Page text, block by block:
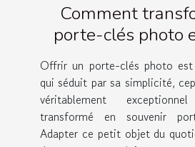
Comment
porte-clés photo
émotionnel
Offrir un porte-clés photo est
qui séduit par sa simplicité,
véritablement
transformé en souvenir
Adapter ce petit objet du